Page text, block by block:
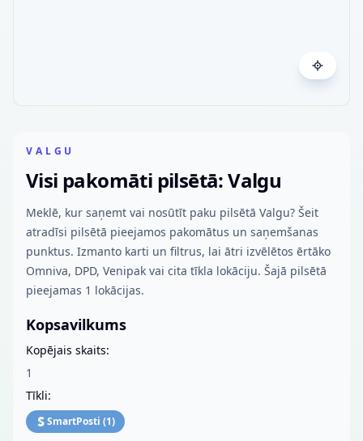
VALGU
Visi pakomāti pilsētā: Valgu
Meklē, kur saņemt vai nosūtīt paku pilsētā Valgu? Šeit
atradīsi pilsētā pieejamos pakomātus un saņemšanas
punktus. Izmanto karti un filtrus, lai ātri izvēlētos ērtāko
Omniva, DPD, Venipak vai cita tīkla lokāciju. Šajā pilsētā
pieejamas 1 lokācijas.
Kopsavilkums
Kopējais skaits:
1
Tīkli:
SmartPosti (1)